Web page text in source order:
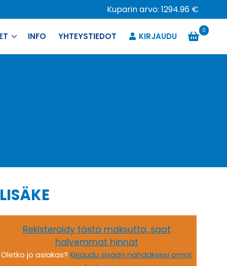
Kuparin arvo: 1294.96 €
INFO YHTEYSTIEDOT KIRJAUDU
0
Rekisteröidy tästä maksutta, saat
halvemmat hinnat
Oletko jo asiakas?Kirjaudu sisään nähdäksesi omat